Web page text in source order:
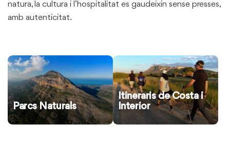
natura, la cultura i l’hospitalitat es gaudeixin sense presses,
amb autenticitat.
Parcs Naturals
Itineraris de Costa i
Interior